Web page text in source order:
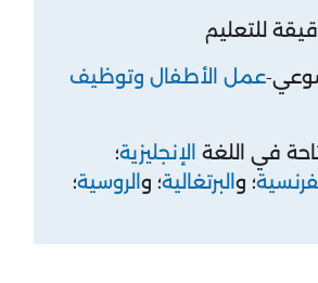
عمل الأطفال وتوظيف
في اللغةالإنجليزية؛
؛ و البرتغالية؛ و الروسية؛